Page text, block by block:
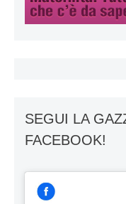
SEGUI LA
FACEBOOK!